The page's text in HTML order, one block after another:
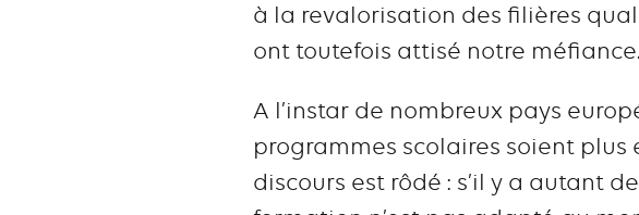
à la revalorisation des filières
ont toutefois attisé notre méfiance.
A l’instar de nombreux pays
programmes scolaires soient
discours est rôdé : s’il y a autant